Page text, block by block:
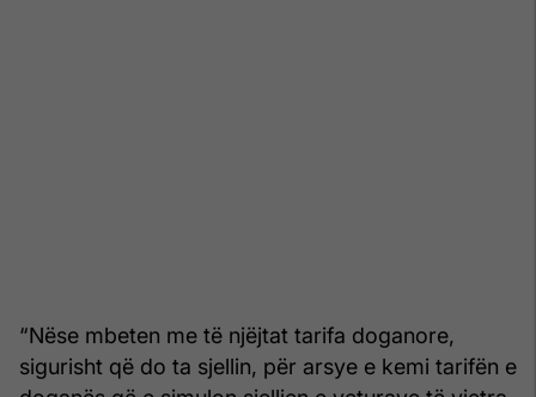
“Nëse mbeten me të njëjtat tarifa doganore,
sigurisht që do ta sjellin, për arsye e kemi tarifën e